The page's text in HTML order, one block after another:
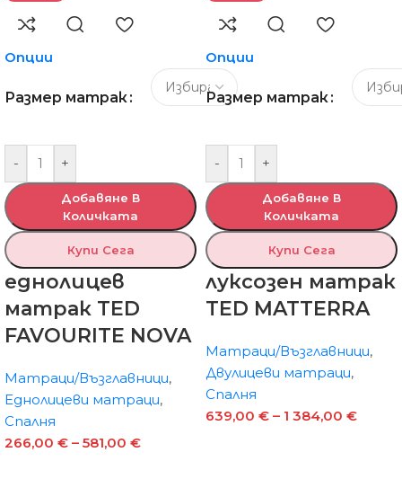
Опции
Размер матрак
- +
Добавяне В
Количката
Купи Сега
еднолицев
матрак TED
FAVOURITE NOVA
Матраци/Възглавници,
Еднолицеви матраци,
Спалня
266,00 € – 581,00 €
Опции
Размер матрак
- +
Добавяне В
Количката
Купи Сега
луксозен матрак
TED MATTERRA
Матраци/Възглавници,
Двулицеви матраци,
Спалня
639,00 € – 1 384,00 €